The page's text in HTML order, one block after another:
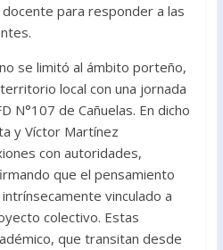
para responder a las
se limitó al ámbito porteño,
local con una jornada
N°107 de Cañuelas. En dicho
y Víctor Martínez
con autoridades,
que el pensamiento
vinculado a
colectivo. Estas
que transitan desde